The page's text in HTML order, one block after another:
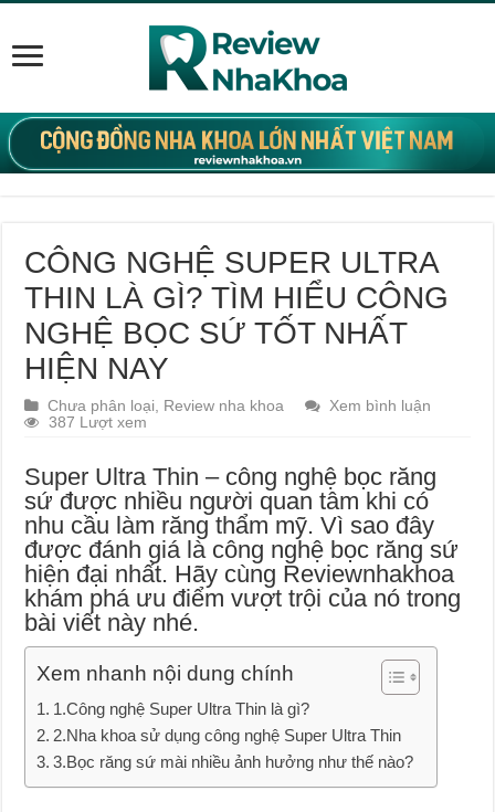
CÔNG NGHỆ SUPER ULTRA
THIN LÀ GÌ? TÌM HIỂU CÔNG
NGHỆ BỌC SỨ TỐT NHẤT
HIỆN NAY
Chưa phân loại, Review nha khoa
Xem bình luận
387 Lượt xem
Super Ultra Thin – công nghệ bọc răng
sứ được nhiều người quan tâm khi có
nhu cầu làm răng thẩm mỹ. Vì sao đây
được đánh giá là công nghệ bọc răng sứ
hiện đại nhất. Hãy cùng Reviewnhakhoa
khám phá ưu điểm vượt trội của nó trong
bài viết này nhé.
Xem nhanh nội dung chính
1.Công nghệ Super Ultra Thin là gì?
2.Nha khoa sử dụng công nghệ Super Ultra Thin
3.Bọc răng sứ mài nhiều ảnh hưởng như thế nào?